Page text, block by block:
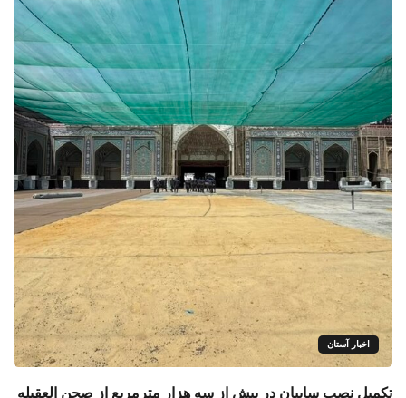
اخبار آستان
تکمیل نصب سایبان در بیش از سه هزار مترمربع از صحن العقیله